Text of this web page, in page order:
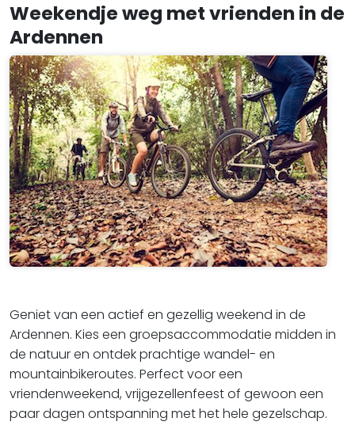
Weekendje weg met vrienden in de
Ardennen
Geniet van een actief en gezellig weekend in de
Ardennen. Kies een groepsaccommodatie midden in
de natuur en ontdek prachtige wandel- en
mountainbikeroutes. Perfect voor een
vriendenweekend, vrijgezellenfeest of gewoon een
paar dagen ontspanning met het hele gezelschap.